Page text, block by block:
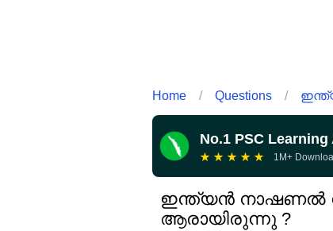
Home / Questions /
No.1 PSC Learning
★ ★ ★ ★ ★ 1M+
ഇന്ത്യൻ നാഷണൽ
ആരായിരുന്നു ?